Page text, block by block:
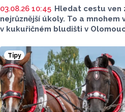
03.08.26 10:45 Hledat cestu ven
nejrůznější úkoly. To a mnohem
v kukuřičném bludišti v
úkolů, pohyb na čerstvém
zábavy. To vše a mnohem víc
hřiště.
Tipy